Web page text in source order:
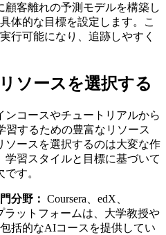
顧客離れの予測モデルを構築し
体的な目標を設定します。こ
行可能になり、追跡しやすく
ソースを選択する
コースやチュートリアルから
するための豊富なリソース
ソースを選択するのは大変な作
習スタイルと目標に基づいて
す。
分野： Coursera、edX、
ラットフォームは、大学教授や
括的なAIコースを提供してい